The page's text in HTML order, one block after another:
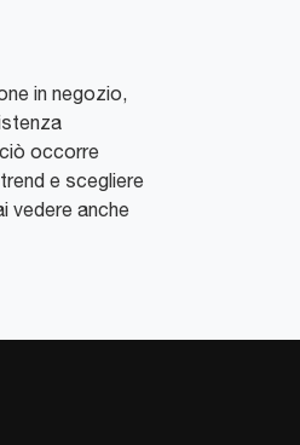
in negozio,
occorre
e scegliere
vedere anche